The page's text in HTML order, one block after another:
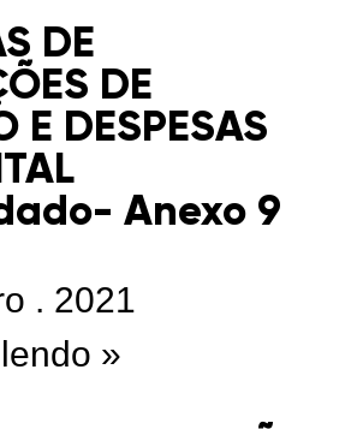
DE
DE
E DESPESAS
Anexo 9
. 2021
»